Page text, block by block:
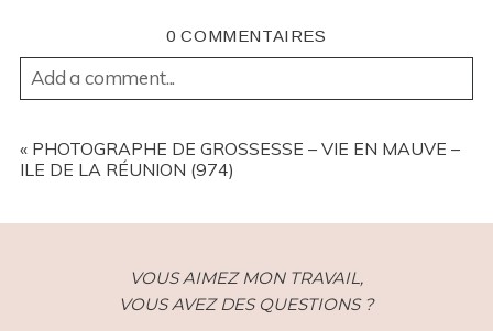
0 COMMENTAIRES
Add a comment...
REQUIRED FIELDS ARE MARKED *
« PHOTOGRAPHE DE GROSSESSE – VIE EN MAUVE –
ILE DE LA RÉUNION (974)
VOUS AIMEZ MON TRAVAIL,
VOUS AVEZ DES QUESTIONS ?